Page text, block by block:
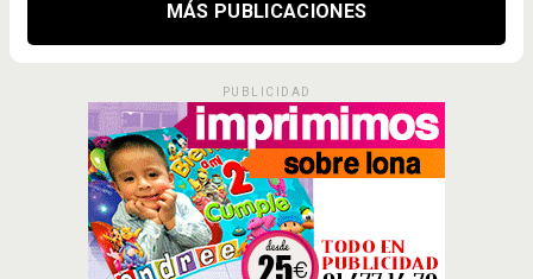
MÁS PUBLICACIONES
PUBLICIDAD